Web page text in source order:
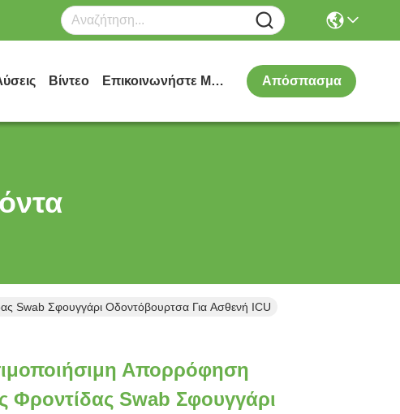
Βίντεο Επικοινωνήστε Μαζί Μας Απόσπασμα
Swab Σφουγγάρι Οδοντόβουρτσα Για Ασθενή ICU
Απορρόφηση
Φροντίδας Swab Σφουγγάρι